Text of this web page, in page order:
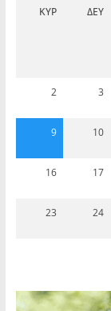
ΚΥΡ ΔΕΥ
2 3
9 10
16 17
23 24